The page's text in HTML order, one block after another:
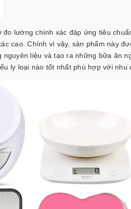
lường chính xác đáp ứng tiêu
cao. Chính vì vậy, sản phẩm này
liệu và tạo ra những bữa ăn
ly loại nào tốt nhấtphù hợp với nhu